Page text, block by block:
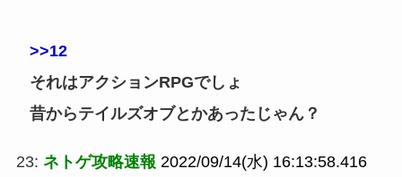
>>12
それはアクションRPGでしょ
昔からテイルズオブとかあったじゃん？
23: ネトゲ攻略速報 2022/09/14(水) 16:13:58.416